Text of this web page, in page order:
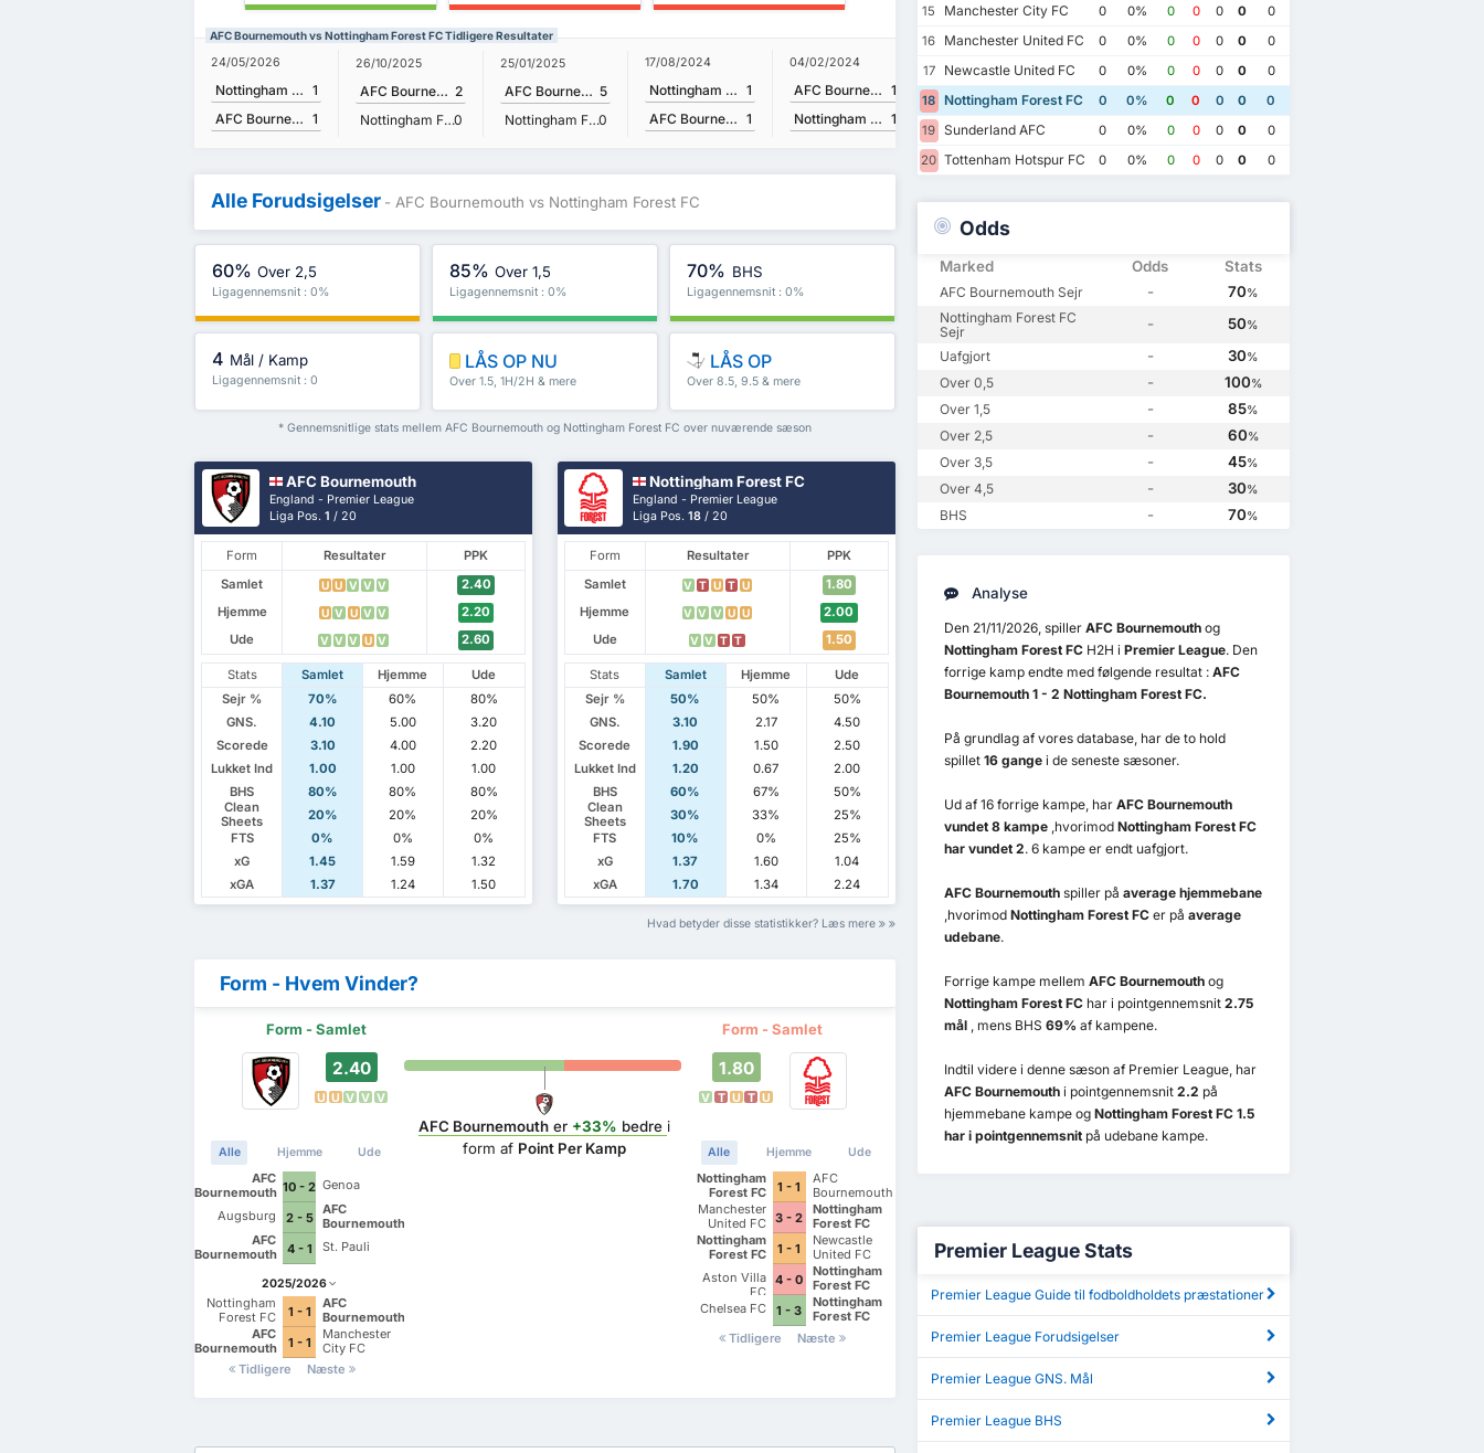
AFC Bournemouth vs Nottingham Forest FC Tidligere Resultater
24/05/2026
Nottingham Forest FC 1
AFC Bournemouth 1
26/10/2025
AFC Bournemouth 2
Nottingham Forest FC0
25/01/2025
AFC Bournemouth 5
Nottingham Forest FC0
17/08/2024
Nottingham Forest FC 1
AFC Bournemouth 1
04/02/2024
AFC Bournemouth 1
Nottingham Forest FC 1
23/12/2023
Nottingham Forest FC2
AFC Bournemouth 3
21/01/2023
AFC Bournemouth 1
Nottingham Forest FC 1
03/09/2022
Alle Forudsigelser - AFC Bournemouth vs Nottingham Forest FC
60% Over 2,5
Ligagennemsnit : 0%
85% Over 1,5
Ligagennemsnit : 0%
70% BHS
Ligagennemsnit : 0%
4 Mål / Kamp
Ligagennemsnit : 0
LÅS OP NU
Over 1.5, 1H/2H & mere
LÅS OP
Over 8.5, 9.5 & mere
* Gennemsnitlige stats mellem AFC Bournemouth og Nottingham Forest FC over nuværende sæson
AFC Bournemouth
England - Premier League
Liga Pos.1 / 20
Form Resultater
PPK
Samlet
U U V V V
2.40
Hjemme
U V U V V
2.20
Ude
V V V U V 2.60
Stats Samlet Hjemme
Ude
Sejr %
70% 60%
80%
GNS.
4.10 5.00
3.20
Scorede
3.10 4.00
2.20
Lukket Ind
1.00 1.00
1.00
BHS
80% 80%
80%
Clean
Sheets
20% 20%
20%
FTS
0% 0%
0%
xG
1.45 1.59
1.32
xGA
1.37 1.24 1.50
Nottingham Forest FC
England - Premier League
Liga Pos.18 / 20
Form Resultater
PPK
Samlet
V T U T U
1.80
Hjemme
V V V U U
2.00
Ude
V V T T 1.50
Stats Samlet Hjemme
Ude
Sejr %
50% 50%
50%
GNS.
3.10 2.17
4.50
Scorede
1.90 1.50
2.50
Lukket Ind
1.20 0.67
2.00
BHS
60% 67%
50%
Clean
Sheets
30% 33%
25%
FTS
10% 0%
25%
xG
1.37 1.60
1.04
xGA
1.70 1.34 2.24
Hvad betyder disse statistikker? Læs mere
Form - Hvem Vinder?
Form - Samlet Form - Samlet
2.40
U U V V V
Alle Hjemme Ude
AFC
Bournemouth 10 - 2 Genoa
Augsburg
2 - 5
AFC
Bournemouth
AFC
Bournemouth
4 - 1 St. Pauli
2025/2026
Nottingham
Forest FC
1 - 1
AFC
Bournemouth
AFC
Bournemouth
1 - 1
Manchester
City FC
Tidligere
Næste
AFC Bournemouther +33% bedre i
form af Point Per Kamp
1.80
V T U T U
Alle Hjemme Ude
Nottingham
Forest FC
1 - 1
AFC
Bournemouth
Manchester
United FC 3 - 2
Nottingham
Forest FC
Nottingham
Forest FC
1 - 1
Newcastle
United FC
Aston Villa
FC
4 - 0
Nottingham
Forest FC
Chelsea FC
1 - 3
Nottingham
Forest FC
Tidligere
Næste
15
Manchester City FC 0 0% 0 0 0 0
0
16
Manchester United FC 0 0% 0 0 0 0
0
17
Newcastle United FC 0 0% 0 0 0 0
0
18 Nottingham Forest FC 0 0% 0 0 0 0
0
19 Sunderland AFC 0 0% 0 0 0 0
0
20 Tottenham Hotspur FC 0 0% 0 0 0 0 0
Odds
Marked Odds Stats
AFC Bournemouth Sejr - 70%
Nottingham Forest FC
Sejr
- 50%
Uafgjort - 30%
Over 0,5 - 100%
Over 1,5 - 85%
Over 2,5 - 60%
Over 3,5 - 45%
Over 4,5 - 30%
BHS - 70%
Analyse
Den 21/11/2026, spiller AFC Bournemouthog
Nottingham Forest FCH2H i Premier League. Den
forrige kamp endte med følgende resultat : AFC
Bournemouth 1 - 2 Nottingham Forest FC.
På grundlag af vores database, har de to hold
spillet 16 gangei de seneste sæsoner.
Ud af 16 forrige kampe, har AFC Bournemouth
vundet 8 kampe,hvorimod Nottingham Forest FC
har vundet 2. 6 kampe er endt uafgjort.
AFC Bournemouthspiller på average hjemmebane
,hvorimod Nottingham Forest FCer på average
udebane.
Forrige kampe mellem AFC Bournemouthog
Nottingham Forest FChar i pointgennemsnit 2.75
mål, mens BHS 69% af kampene.
Indtil videre i denne sæson af Premier League, har
AFC Bournemouthi pointgennemsnit 2.2 på
hjemmebane kampe og Nottingham Forest FC 1.5
har i pointgennemsnit på udebane kampe.
Premier League Stats
Premier League Guide til fodboldholdets præstationer
Premier League Forudsigelser
Premier League GNS. Mål
Premier League BHS